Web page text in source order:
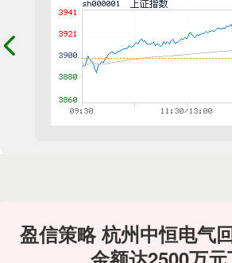
盈信策略 杭州中恒电气